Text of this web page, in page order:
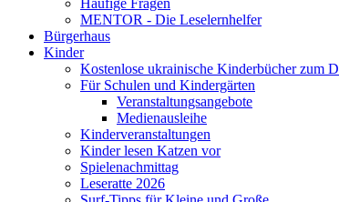
Häufige Fragen
MENTOR - Die Leselernhelfer
Bürgerhaus
Kinder
Kostenlose ukrainische Kinderbücher zum
Für Schulen und Kindergärten
Veranstaltungsangebote
Medienausleihe
Kinderveranstaltungen
Kinder lesen Katzen vor
Spielenachmittag
Leseratte 2026